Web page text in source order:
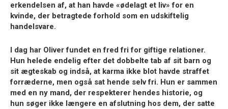
erkendelsen af, at han havde «ødelagt et liv» for en
kvinde, der betragtede forhold som en udskiftelig
handelsvare.
I dag har Oliver fundet en fred fri for giftige relationer.
Hun helede endelig efter det dobbelte tab af sit barn og
sit ægteskab og indså, at karma ikke blot havde straffet
forræderne, men også sat hende selv fri. Hun er sammen
med en ny mand, der respekterer hendes historie, og
hun søger ikke længere en afslutning hos dem, der satte